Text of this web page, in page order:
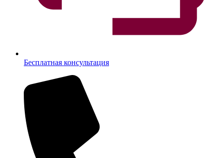
Бесплатная консультация